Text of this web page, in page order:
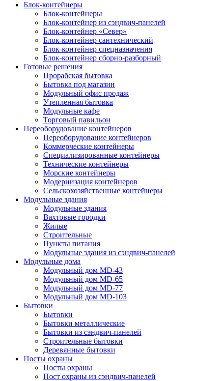
Блок-контейнеры
Блок-контейнеры
Блок-контейнер из сэндвич-панелей
Блок-контейнер «Север»
Блок-контейнер сантехнический
Блок-контейнер спецназначения
Блок-контейнер сборно-разборный
Готовые решения
Прорабская бытовка
Бытовка под магазин
Модульный офис продаж
Утепленная бытовка
Модульные кафе
Торговый павильон
Переоборудование контейнеров
Переоборудование контейнеров
Коммерческие контейнеры
Специализированные контейнеры
Технические контейнеры
Морские контейнеры
Модернизация контейнеров
Сельскохозяйственные контейнеры
Модульные здания
Модульные здания
Вахтовые городки
Жилые
Строительные
Пункты питания
Модульные здания из сэндвич-панелей
Модульные дома
Модульный дом MD-43
Модульный дом MD-65
Модульный дом MD-77
Модульный дом MD-103
Бытовки
Бытовки
Бытовки металлические
Бытовки из сэндвич-панелей
Строительные бытовки
Деревянные бытовки
Посты охраны
Посты охраны
Пост охраны из сэндвич-панелей